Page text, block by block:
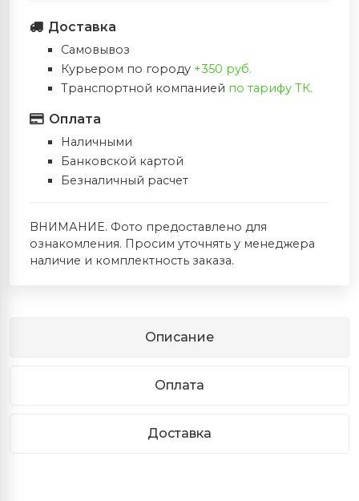
Доставка
Самовывоз
Курьером по городу +350 руб.
Транспортной компанией по тарифу ТК.
Оплата
Наличными
Банковской картой
Безналичный расчет
ВНИМАНИЕ. Фото предоставлено для
ознакомления. Просим уточнять у менеджера
наличие и комплектность заказа.
Описание
Оплата
Доставка